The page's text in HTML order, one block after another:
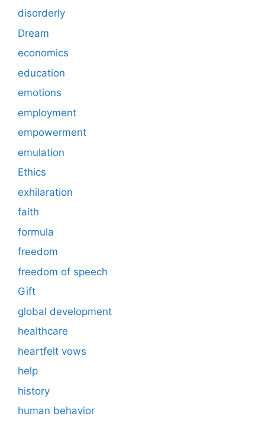
disorderly
Dream
economics
education
emotions
employment
empowerment
emulation
Ethics
exhilaration
faith
formula
freedom
freedom of speech
Gift
global development
healthcare
heartfelt vows
help
history
human behavior